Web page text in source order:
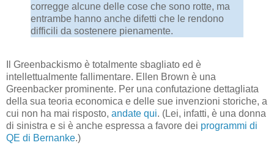
corregge alcune delle cose che sono rotte, ma
entrambe hanno anche difetti che le rendono
difficili da sostenere pienamente.
Il Greenbackismo è totalmente sbagliato ed è
intellettualmente fallimentare. Ellen Brown è una
Greenbacker prominente. Per una confutazione dettagliata
della sua teoria economica e delle sue invenzioni storiche, a
cui non ha mai risposto, andate qui. (Lei, infatti, è una donna
di sinistra e si è anche espressa a favore dei programmi di
QE di Bernanke.)